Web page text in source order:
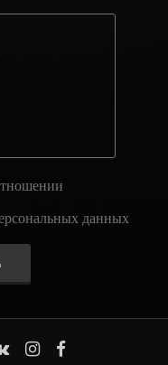
данных